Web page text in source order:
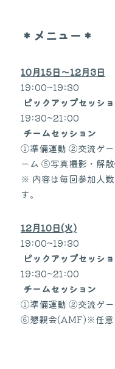
＊メニュー＊
10月15日〜12月3日
19:00~19:30
ピックアップセッショ
19:30~21:00
チームセッション
①準備運動 ②交流ゲ
ーム ⑤写真撮影・解
※ 内容は毎回参加人
す。
12月10日(火)
19:00~19:30
ピックアップセッショ
19:30~21:00
チームセッション
①準備運動 ②交流ゲ
⑥懇親会(AMF)※任意